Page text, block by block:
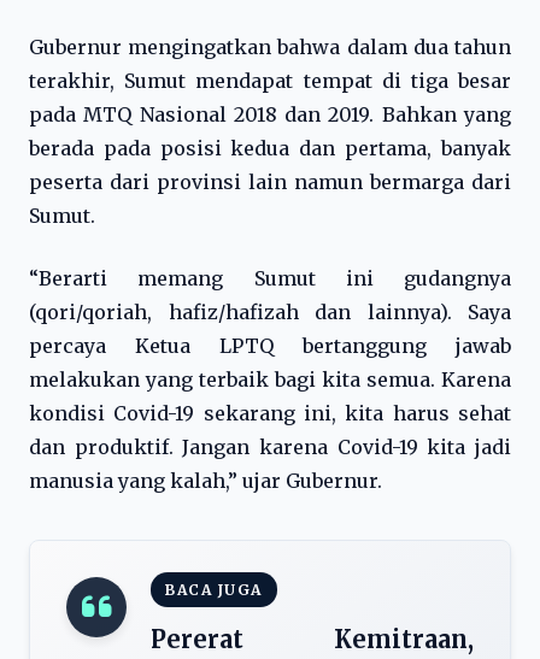
Gubernur mengingatkan bahwa dalam dua tahun
terakhir, Sumut mendapat tempat di tiga besar
pada MTQ Nasional 2018 dan 2019. Bahkan yang
berada pada posisi kedua dan pertama, banyak
peserta dari provinsi lain namun bermarga dari
Sumut.
“Berarti memang Sumut ini gudangnya
(qori/qoriah, hafiz/hafizah dan lainnya). Saya
percaya Ketua LPTQ bertanggung jawab
melakukan yang terbaik bagi kita semua. Karena
kondisi Covid-19 sekarang ini, kita harus sehat
dan produktif. Jangan karena Covid-19 kita jadi
manusia yang kalah,” ujar Gubernur.
BACA JUGA
Pererat Kemitraan,